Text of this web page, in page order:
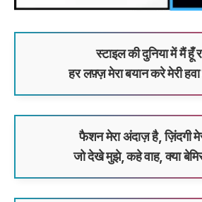
स्टाइल की दुनिया में मैं हूँ
हर लफ़्ज़ मेरा बयान करे मेरी
फैशन मेरा अंदाज़ है, ज़िंदगी
जो देखे मुझे, कहे वाह, क्या